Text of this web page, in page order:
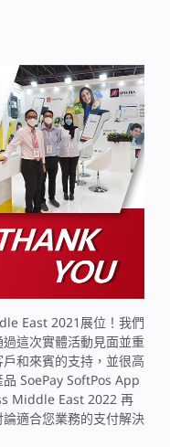
East 2021展位！我們
這次實體活動見面並重
和來賓的支持，並很高
SoePay SoftPos App
Middle East 2022 再
適合您業務的支付解決